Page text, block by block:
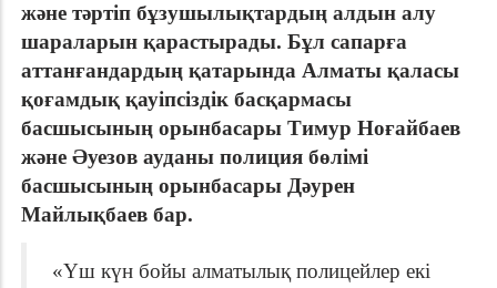
және тәртіп бұзушылықтардың алдын алу
шараларын қарастырады. Бұл сапарға
аттанғандардың қатарында Алматы қаласы
қоғамдық қауіпсіздік басқармасы
басшысының орынбасары Тимур Ноғайбаев
және Әуезов ауданы полиция бөлімі
басшысының орынбасары Дәурен
Майлықбаев бар.
«Үш күн бойы алматылық полицейлер екі